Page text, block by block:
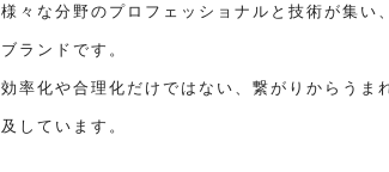
様々な分野のプロフェッショナルと技術が集い
ブランドです。
効率化や合理化だけではない、繋がりからうま
及しています。